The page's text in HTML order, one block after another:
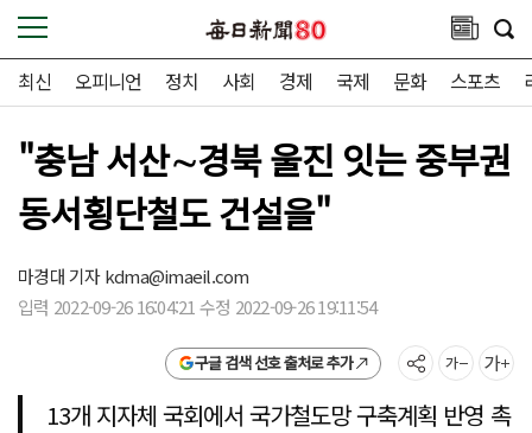
최신 오피니언 정치 사회 경제 국제 문화 스포츠
"충남 서산∼경북 울진 잇는 중부권
동서횡단철도 건설을"
마경대 기자kdma@imaeil.com
입력 2022-09-26 16:04:21 수정 2022-09-26 19:11:54
구글 검색 선호 출처로 추가
13개 지자체 국회에서 국가철도망 구축계획 반영 촉